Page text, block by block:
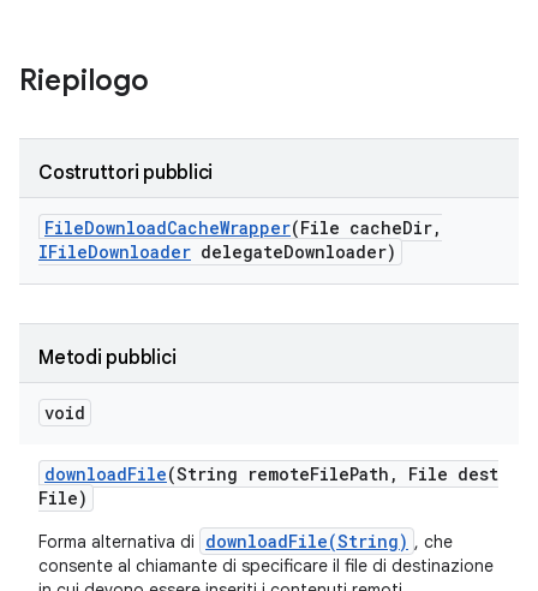
Riepilogo
Costruttori pubblici
FileDownloadCacheWrapper(File cacheDir,
IFileDownloader delegateDownloader)
Metodi pubblici
void
downloadFile(String remoteFilePath ,
File dest
File)
Forma alternativa di downloadFile(String) , che
consente al chiamante di specificare il file di destinazione